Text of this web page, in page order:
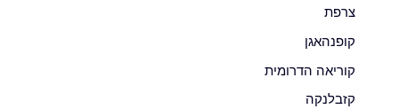
צרפת
קופנהאגן
קוריאה הדרומית
קזבלנקה